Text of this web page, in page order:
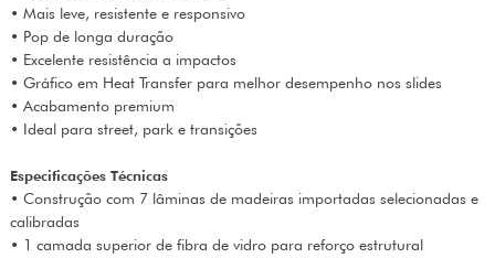
• Mais leve, resistente e responsivo
• Pop de longa duração
• Excelente resistência a impactos
• Gráfico em Heat Transfer para melhor desempenho nos slides
• Acabamento premium
• Ideal para street, park e transições
Especificações Técnicas
• Construção com 7 lâminas de madeiras importadas selecionadas e
calibradas
• 1 camada superior de fibra de vidro para reforço estrutural